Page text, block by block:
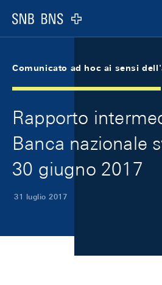
Logo
Comunicato ad hoc ai sensi
Rapporto
Banca nazionale
30 giugno 2017
31 luglio 2017